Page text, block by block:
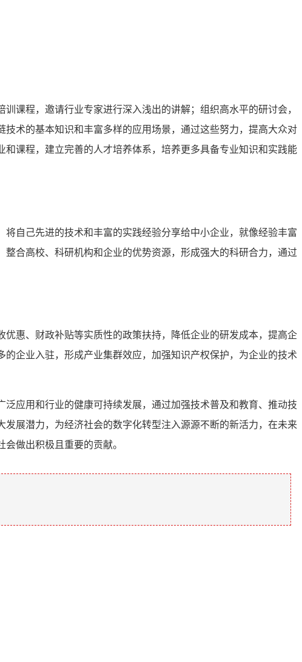
课程，邀请行业专家进行深入浅出的讲解；组织高水平的研讨会，
术的基本知识和丰富多样的应用场景，通过这些努力，提高大众对
课程，建立完善的人才培养体系，培养更多具备专业知识和实践能
自己先进的技术和丰富的实践经验分享给中小企业，就像经验丰富
合高校、科研机构和企业的优势资源，形成强大的科研合力，通过
惠、财政补贴等实质性的政策扶持，降低企业的研发成本，提高企
企业入驻，形成产业集群效应，加强知识产权保护，为企业的技术
应用和行业的健康可持续发展，通过加强技术普及和教育、推动技
展潜力，为经济社会的数字化转型注入源源不断的新活力，在未来
做出积极且重要的贡献。